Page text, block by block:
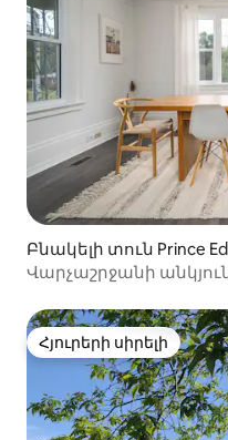
Բնակելի տուն Prince
Հյուրերի սիրելի
Հյուրերի սիրելի